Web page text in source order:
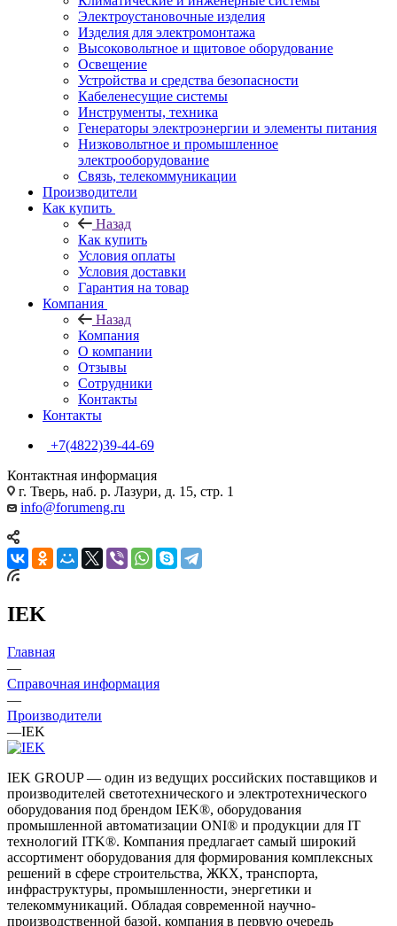
Электроустановочные изделия
Изделия для электромонтажа
Высоковольтное и щитовое оборудование
Освещение
Устройства и средства безопасности
Кабеленесущие системы
Инструменты, техника
Генераторы электроэнергии и элементы питания
Низковольтное и промышленное
электрооборудование
Связь, телекоммуникации
Производители
Как купить
Назад
Как купить
Условия оплаты
Условия доставки
Гарантия на товар
Компания
Назад
Компания
О компании
Отзывы
Сотрудники
Контакты
Контакты
+7(4822)39-44-69
Контактная информация
г. Тверь, наб. р. Лазури, д. 15, стр. 1
info@forumeng.ru
IEK
Главная
—
Справочная информация
—
Производители
—IEK
IEK GROUP — один из ведущих российских поставщиков и
производителей светотехнического и электротехнического
оборудования под брендом IEK®, оборудования
промышленной автоматизации ONI® и продукции для IT
технологий ITK®. Компания предлагает самый широкий
ассортимент оборудования для формирования комплексных
решений в сфере строительства, ЖКХ, транспорта,
инфраструктуры, промышленности, энергетики и
телекоммуникаций. Обладая современной научно-
производственной базой, компания в первую очередь